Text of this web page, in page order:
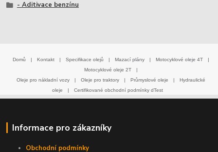
- Aditivace benzínu
Domů | Kontakt | Specifikace olejů | Mazací plány | Motocyklové oleje 4T
|
Motocyklové oleje 2T
|
Oleje pro nákladní vozy
| Oleje pro traktory | Průmyslové oleje |
Hydraulické
oleje
| Certifikované obchodní podmínky dTest
Informace pro zákazníky
Obchodní podmínky